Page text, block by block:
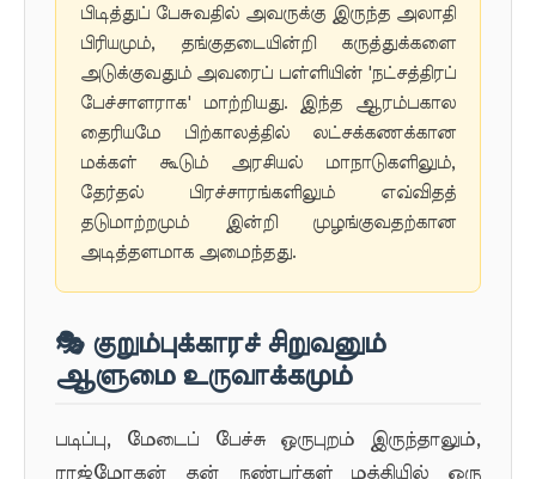
பிடித்துப் பேசுவதில் அவருக்கு இருந்த அலாதி
பிரியமும், தங்குதடையின்றி கருத்துக்களை
அடுக்குவதும் அவரைப் பள்ளியின் 'நட்சத்திரப்
பேச்சாளராக' மாற்றியது. இந்த ஆரம்பகால
தைரியமே பிற்காலத்தில் லட்சக்கணக்கான
மக்கள் கூடும் அரசியல் மாநாடுகளிலும்,
தேர்தல் பிரச்சாரங்களிலும் எவ்விதத்
தடுமாற்றமும் இன்றி முழங்குவதற்கான
அடித்தளமாக அமைந்தது.
🎭 குறும்புக்காரச் சிறுவனும்
ஆளுமை உருவாக்கமும்
படிப்பு, மேடைப் பேச்சு ஒருபுறம் இருந்தாலும்,
ராஜ்மோகன் தன் நண்பர்கள் மத்தியில் ஒரு